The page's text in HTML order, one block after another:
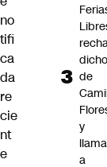
no
tifi
ca
da
re
cie
nt
e
de
y
a